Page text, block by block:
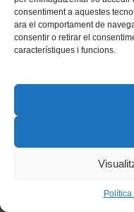
consentiment a aquestes
ara el comportament de
consentir o retirar el
característiques i funcions.